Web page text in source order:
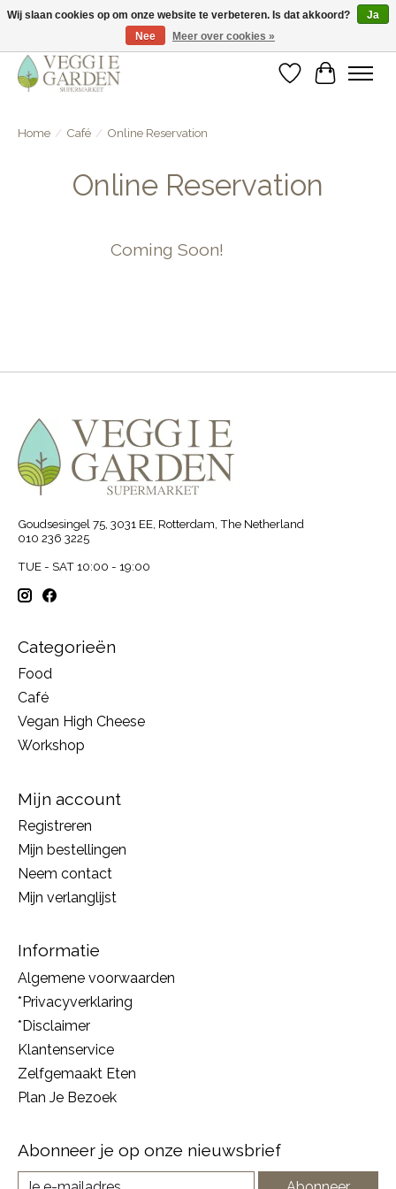
vegan & veggie products | free store pick-up
Verlanglijst
Home / Café / Online Reservation
Online Reservation
Coming Soon!
Goudsesingel 75, 3031 EE, Rotterdam, The Netherland
010 236 3225
TUE - SAT 10:00 - 19:00
Categorieën
Food
Café
Vegan High Cheese
Workshop
Mijn account
Registreren
Mijn bestellingen
Neem contact
Mijn verlanglijst
Informatie
Algemene voorwaarden
*Privacyverklaring
*Disclaimer
Klantenservice
Zelfgemaakt Eten
Plan Je Bezoek
Abonneer je op onze nieuwsbrief
Wij slaan cookies op om onze website te verbeteren. Is dat akkoord?
Ja
Nee
Meer over cookies »